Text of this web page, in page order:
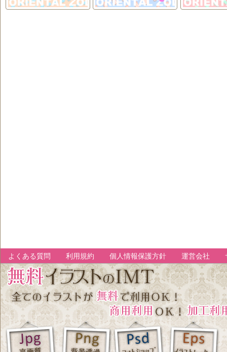
よくある質問 利用規約 個人情報保護方針 運営会社